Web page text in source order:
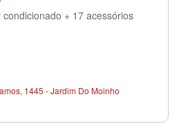
+ 17 acessórios
1445 - Jardim Do Moinho